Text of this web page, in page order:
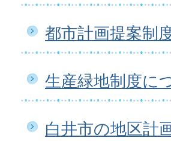
都市計画提案制
生産緑地制度に
白井市の地区計